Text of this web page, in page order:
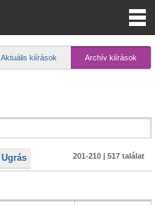
Aktuális kiírások Archív kiírások
Ugrás 201-210 | 517 találat